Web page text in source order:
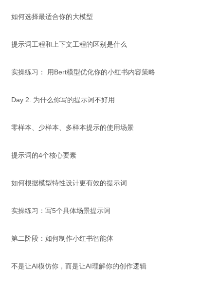
如何选择最适合你的大模型
提示词工程和上下文工程的区别是什么
实操练习： 用Bert模型优化你的小红书内容策略
Day 2: 为什么你写的提示词不好用
零样本、少样本、多样本提示的使用场景
提示词的4个核心要素
如何根据模型特性设计更有效的提示词
实操练习：写5个具体场景提示词
第二阶段：如何制作小红书智能体
不是让AI模仿你，而是让AI理解你的创作逻辑